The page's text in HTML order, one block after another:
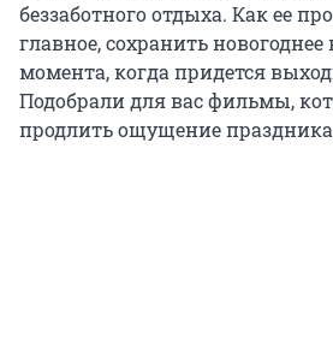
беззаботного отдыха. Как ее
главное, сохранить новогоднее
момента, когда придется
Подобрали для вас фильмы,
продлить ощущение праздника